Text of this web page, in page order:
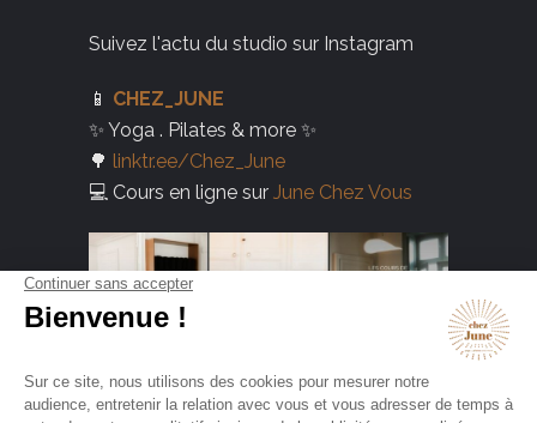
Suivez l'actu du studio sur Instagram
📱 CHEZ_JUNE
✨ Yoga . Pilates & more ✨
🌳 linktr.ee/Chez_June
💻 Cours en ligne sur June Chez Vous